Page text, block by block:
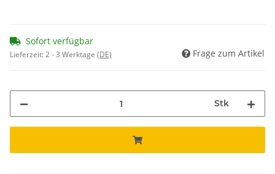
Sofort verfügbar
Lieferzeit:2 - 3 Werktage (DE) Frage zum Artikel
Stk